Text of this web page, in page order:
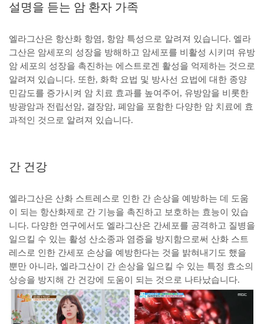
설명을 듣는 암 환자 가족
엘라그산은 항산화 항염, 항암 특성으로 알려져 있습니다. 엘라
그산은 암세포의 성장을 방해하고 암세포를 비활성 시키며 유방
암 세포의 성장을 촉진하는 에스트로겐 활성을 억제하는 것으로
알려져 있습니다. 또한, 화학 요법 및 방사선 요법에 대한 종양
민감도를 증가시켜 암 치료 효과를 높여주어, 유방암을 비롯한
방광암과 전립선암, 결장암, 폐암을 포함한 다양한 암 치료에 효
과적인 것으로 알려져 있습니다.
간 건강
엘라그산은 산화 스트레스로 인한 간 손상을 예방하는 데 도움
이 되는 항산화제로 간 기능을 촉진하고 보호하는 효능이 있습
니다. 다양한 연구에서도 엘라그산은 간세포를 공격하고 질병을
일으킬 수 있는 활성 산소종과 염증을 방지함으로써 산화 스트
레스로 인한 간세포 손상을 예방한다는 것을 밝혀내기도 했을
뿐만 아니라, 엘라그산이 간 손상을 일으킬 수 있는 특정 효소의
상승을 방지해 간 건강에 도움이 되는 것으로 나타났습니다.